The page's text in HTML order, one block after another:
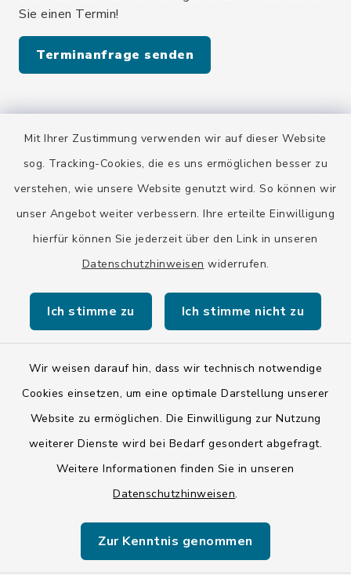
Mit Ihrer Zustimmung verwenden wir auf dieser Website
sog. Tracking-Cookies, die es uns ermöglichen besser zu
verstehen, wie unsere Website genutzt wird. So können wir
unser Angebot weiter verbessern. Ihre erteilte Einwilligung
hierfür können Sie jederzeit über den Link in unseren
Datenschutzhinweisen widerrufen.
Ich stimme zu Ich stimme nicht zu
Wir weisen darauf hin, dass wir technisch notwendige
Cookies einsetzen, um eine optimale Darstellung unserer
Website zu ermöglichen. Die Einwilligung zur Nutzung
weiterer Dienste wird bei Bedarf gesondert abgefragt.
Weitere Informationen finden Sie in unseren
Datenschutzhinweisen.
Zur Kenntnis genommen
Sie einen Termin!
Terminanfrage senden
Quicklinks
Stadt Wolfratshausen
Kontakt
Barrierefreiheit
Impressum
ISIS 12
Sitemap
Cookie-Einstellungen